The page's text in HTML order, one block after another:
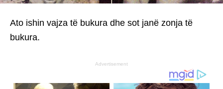
Ato ishin vajza të bukura dhe sot janë zonja të
bukura.
Advertisement